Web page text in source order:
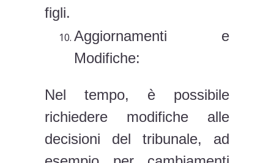
figli.
Aggiornamenti e
Modifiche:
Nel tempo, è possibile
richiedere modifiche alle
decisioni del tribunale, ad